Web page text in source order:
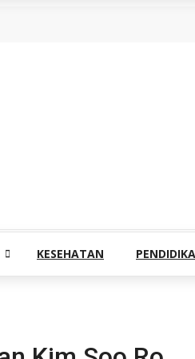
KESEHATAN